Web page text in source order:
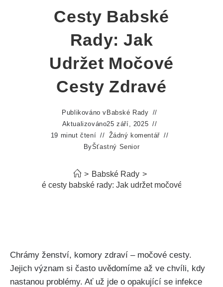
Cesty Babské
Rady: Jak
Udržet Močové
Cesty Zdravé
Publikováno v Babské Rady
Aktualizováno25 září, 2025
19 minut čtení
Žádný komentář
ByŠťastný Senior
> Babské Rady >
na močové cesty babské rady: Jak udržet močové cesty
Chrámy ženství, ⁢komory zdraví – močové ‌cesty.
Jejich význam si často uvědomíme až ve chvíli, kdy
nastanou ​problémy. Ať už‍ jde o opakující ‌se infekce